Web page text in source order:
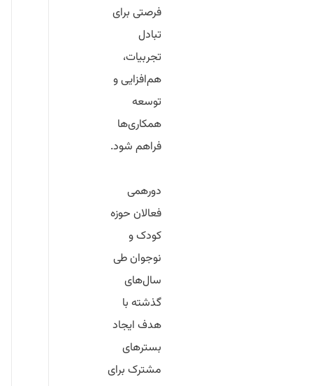
فرصتی برای
تبادل
تجربیات،
هم‌افزایی و
توسعه
همکاری‌ها
فراهم شود.
دورهمی
فعالان حوزه
کودک و
نوجوان طی
سال‌های
گذشته با
هدف ایجاد
بسترهای
مشترک برای